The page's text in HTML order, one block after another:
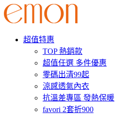
超值特惠
TOP 熱銷款
超值任選 多件優惠
零碼出清99起
涼感透氣內衣
抗溫差專區 發熱保暖
favori 2套折900